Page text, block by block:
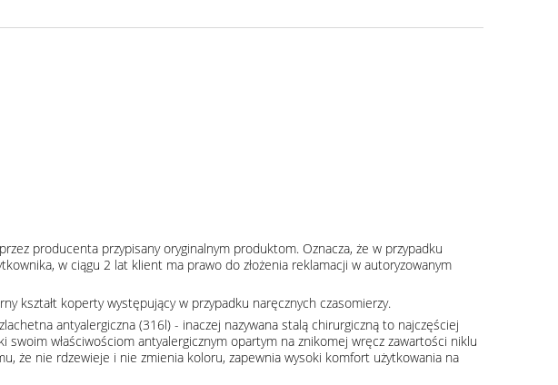
producenta przypisany oryginalnym produktom. Oznacza, że w przypadku
w ciągu 2 lat klient ma prawo do złożenia reklamacji w autoryzowanym
kształt koperty występujący w przypadku naręcznych czasomierzy.
antyalergiczna (316l) - inaczej nazywana stalą chirurgiczną to najczęściej
swoim właściwościom antyalergicznym opartym na znikomej wręcz zawartości niklu
że nie rdzewieje i nie zmienia koloru, zapewnia wysoki komfort użytkowania na